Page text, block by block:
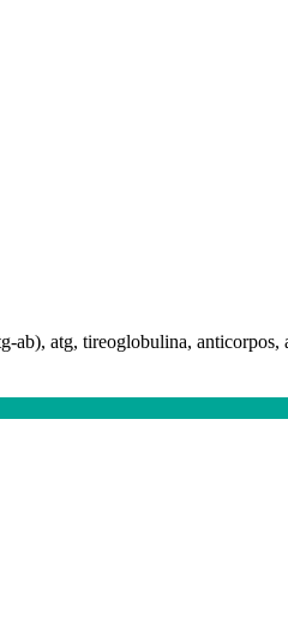
atg, tireoglobulina,